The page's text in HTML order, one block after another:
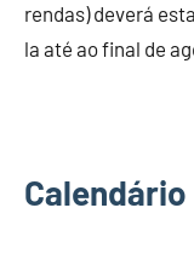
rendas) deverá
la até ao final de